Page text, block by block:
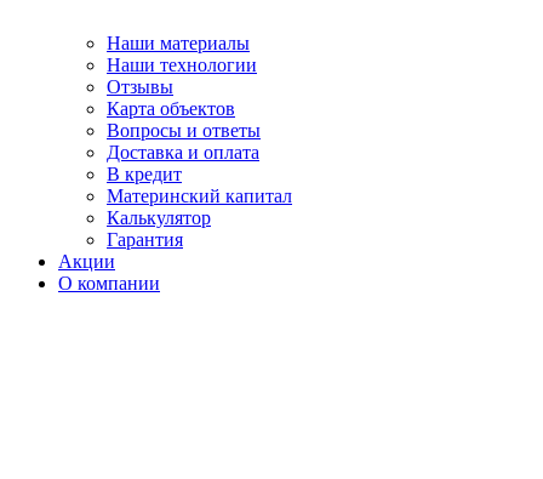
Наши материалы
Наши технологии
Отзывы
Карта объектов
Вопросы и ответы
Доставка и оплата
В кредит
Материнский капитал
Калькулятор
Гарантия
Акции
О компании